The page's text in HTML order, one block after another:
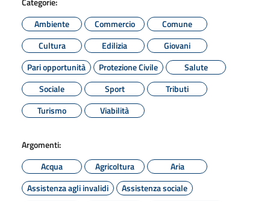
Ambiente
Commercio
Comune
Cultura
Edilizia
Giovani
Pari opportunità
Protezione Civile
Salute
Sociale
Sport
Tributi
Turismo
Viabilità
Argomenti:
Acqua
Agricoltura
Aria
Assistenza agli invalidi
Assistenza sociale